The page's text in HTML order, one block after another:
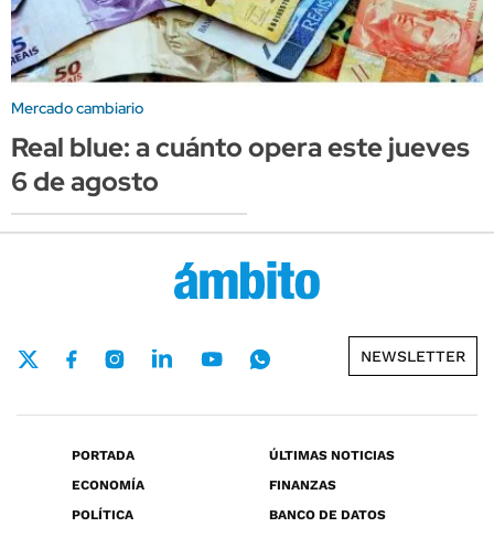
Mercado cambiario
Real blue: a cuánto opera este jueves
6 de agosto
NEWSLETTER
PORTADA
ÚLTIMAS NOTICIAS
ECONOMÍA
FINANZAS
POLÍTICA
BANCO DE DATOS